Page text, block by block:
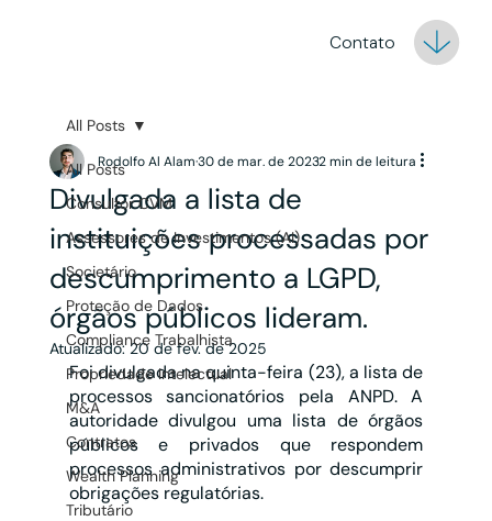
Contato
All Posts
Consultor CVM
Assessores de Investimentos (AI)
Societário
Proteção de Dados
Compliance Trabalhista
Propriedade Intelectual
M&A
Contratos
Wealth Planning
Tributário
All Posts
Divulgada a lista de
instituições processadas por
descumprimento a LGPD,
órgãos públicos lideram.
Rodolfo Al Alam30 de mar. de 20232 min de leitura
Atualizado:20 de fev. de 2025
Foi divulgada na quinta-feira (23), a lista de
processos sancionatórios pela ANPD. A
autoridade divulgou uma lista de órgãos
públicos e privados que respondem
processos administrativos por descumprir
obrigações regulatórias.